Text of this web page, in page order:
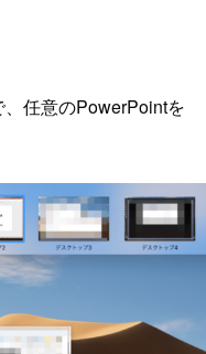
、任意のPowerPointを